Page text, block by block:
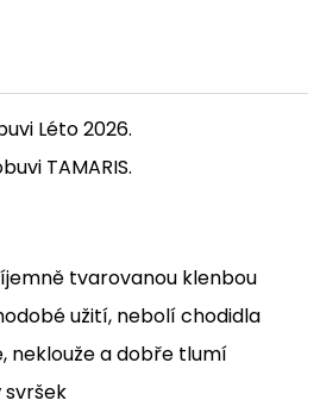
Léto 2026.
TAMARIS.
tvarovanou klenbou
užití, nebolí chodidla
neklouže a dobře tlumí